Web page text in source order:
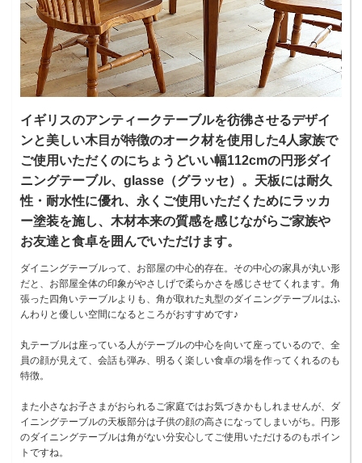
イギリスのアンティークテーブルを彷彿させるデザイ
ンと美しい木目が特徴のオーク材を使用した4人家族で
ご使用いただくのにちょうどいい幅112cmの円形ダイ
ニングテーブル、glasse（グラッセ）。天板には耐久
性・耐水性に優れ、永くご使用いただくためにラッカ
ー塗装を施し、木材本来の質感を感じながらご家族や
お友達と食卓を囲んでいただけます。
ダイニングテーブルって、お部屋の中心的存在。その中心の家具が丸い形
だと、お部屋全体の印象がやさしげで柔らかさを感じさせてくれます。角
張った四角いテーブルよりも、角が取れた丸型のダイニングテーブルはふ
んわりと優しい空間になるところがおすすめです♪
丸テーブルは座っている人がテーブルの中心を向いて座っているので、全
員の顔が見えて、会話も弾み、明るく楽しい食卓の場を作ってくれるのも
特徴。
また小さなお子さまがおられるご家庭ではお気づきかもしれませんが、ダ
イニングテーブルの天板部分は子供の顔の高さになってしまいがち。円形
のダイニングテーブルは角がない分安心してご使用いただけるのもポイン
トですね。